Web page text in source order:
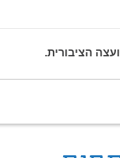
הציבורית.